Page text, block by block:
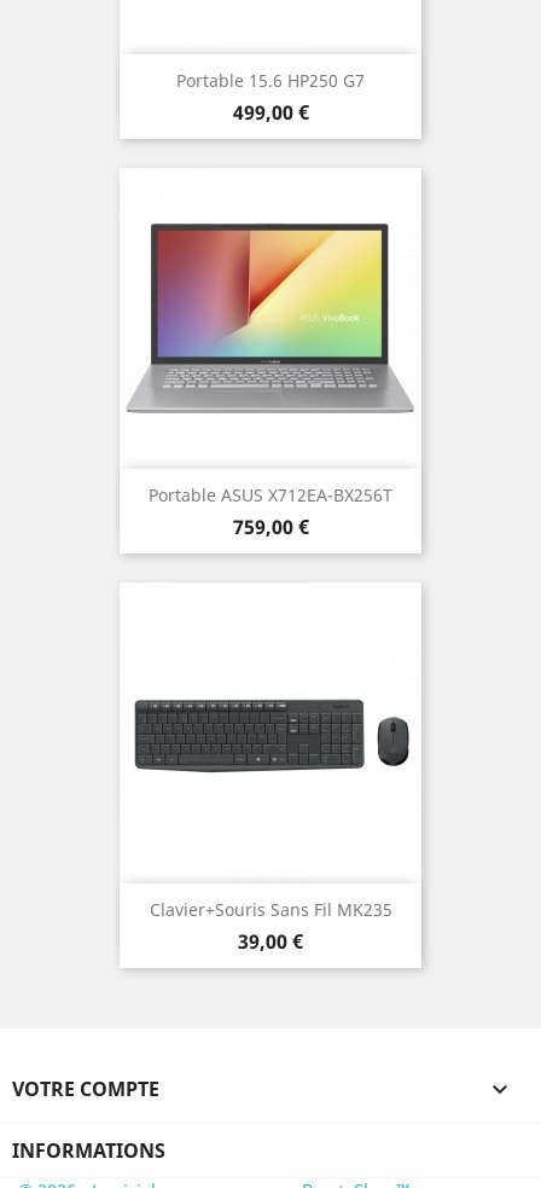
Portable 15.6 HP250 G7
Prix
499,00 €
Portable ASUS X712EA-BX256T
Prix
759,00 €
Clavier+Souris Sans Fil MK235
Prix
39,00 €
VOTRE COMPTE 
INFORMATIONS